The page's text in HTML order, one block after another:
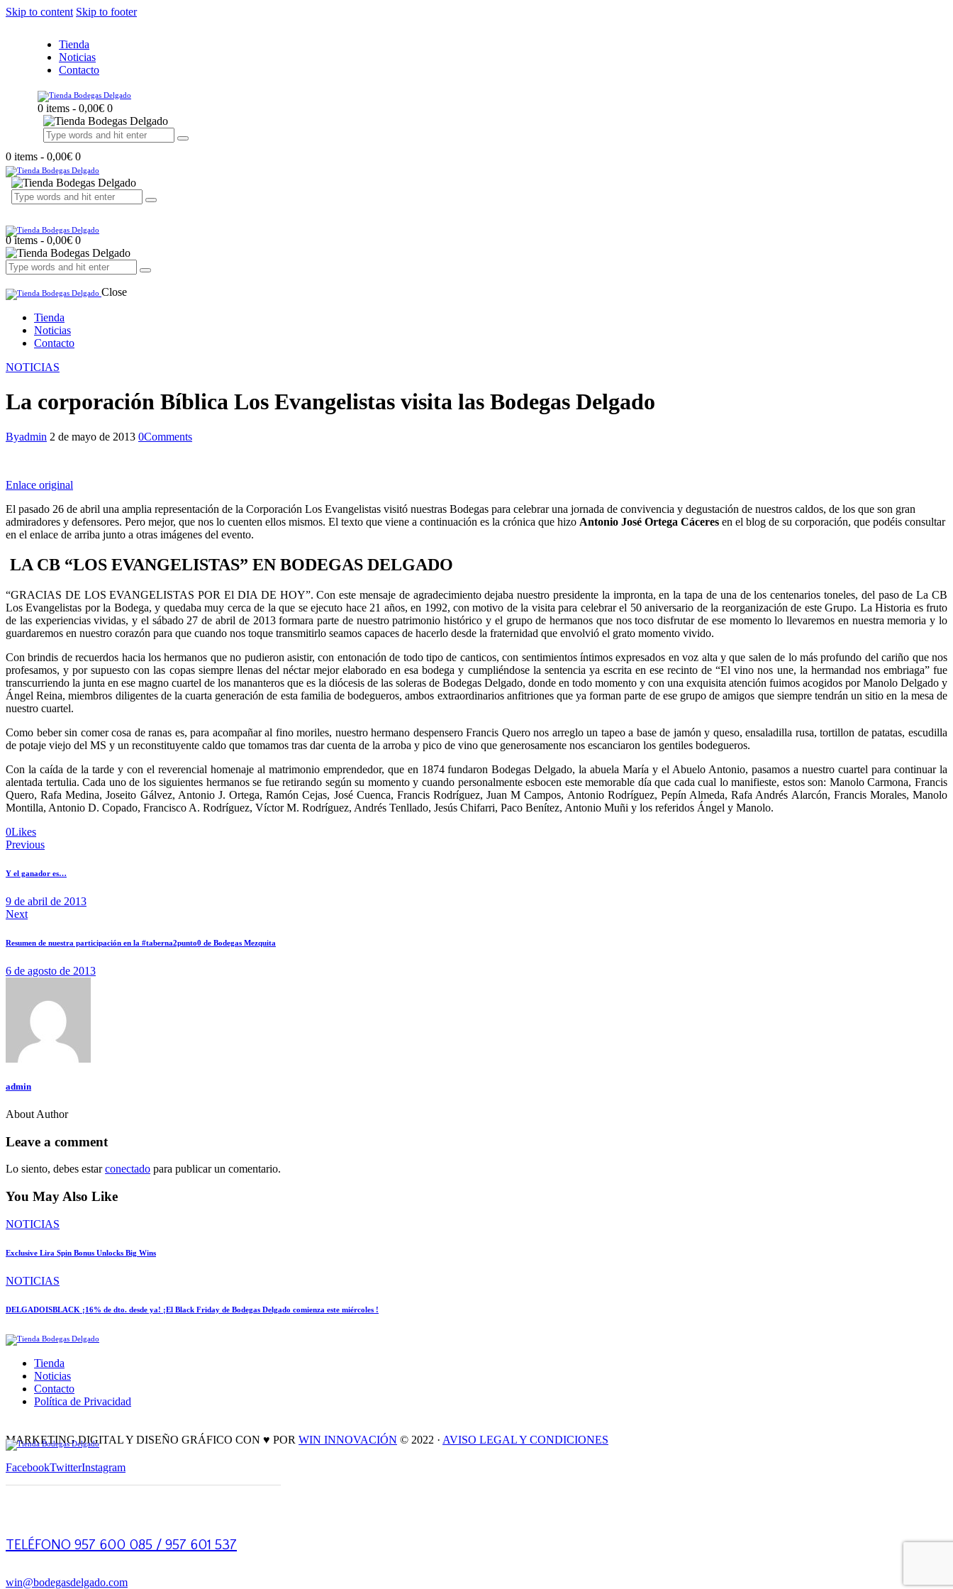
Skip to content Skip to footer
Tienda
Noticias
Contacto
0 items - 0,00€ 0
0 items - 0,00€ 0
0 items - 0,00€ 0
Close
Tienda
Noticias
Contacto
facebook-
twitter-
instagram
NOTICIAS
La corporación Bíblica Los Evangelistas visita las Bodegas Delgado
Byadmin 2 de mayo de 2013 0Comments
Enlace original
El pasado 26 de abril una amplia representación de la Corporación Los Evangelistas visitó nuestras Bodegas para celebrar una jornada de convivencia y degustación de nuestros caldos, de los que son gran
admiradores y defensores. Pero mejor, que nos lo cuenten ellos mismos. El texto que viene a continuación es la crónica que hizo Antonio José Ortega Cáceres en el blog de su corporación, que podéis consultar
en el enlace de arriba junto a otras imágenes del evento.
LA CB “LOS EVANGELISTAS” EN BODEGAS DELGADO
“GRACIAS DE LOS EVANGELISTAS POR El DIA DE HOY”. Con este mensaje de agradecimiento dejaba nuestro presidente la impronta, en la tapa de una de los centenarios toneles, del paso de La CB
Los Evangelistas por la Bodega, y quedaba muy cerca de la que se ejecuto hace 21 años, en 1992, con motivo de la visita para celebrar el 50 aniversario de la reorganización de este Grupo. La Historia es fruto
de las experiencias vividas, y el sábado 27 de abril de 2013 formara parte de nuestro patrimonio histórico y el grupo de hermanos que nos toco disfrutar de ese momento lo llevaremos en nuestra memoria y lo
guardaremos en nuestro corazón para que cuando nos toque transmitirlo seamos capaces de hacerlo desde la fraternidad que envolvió el grato momento vivido.
Con brindis de recuerdos hacia los hermanos que no pudieron asistir, con entonación de todo tipo de canticos, con sentimientos íntimos expresados en voz alta y que salen de lo más profundo del cariño que nos
profesamos, y por supuesto con las copas siempre llenas del néctar mejor elaborado en esa bodega y cumpliéndose la sentencia ya escrita en ese recinto de “El vino nos une, la hermandad nos embriaga” fue
transcurriendo la junta en ese magno cuartel de los mananteros que es la diócesis de las soleras de Bodegas Delgado, donde en todo momento y con una exquisita atención fuimos acogidos por Manolo Delgado y
Ángel Reina, miembros diligentes de la cuarta generación de esta familia de bodegueros, ambos extraordinarios anfitriones que ya forman parte de ese grupo de amigos que siempre tendrán un sitio en la mesa de
nuestro cuartel.
Como beber sin comer cosa de ranas es, para acompañar al fino moriles, nuestro hermano despensero Francis Quero nos arreglo un tapeo a base de jamón y queso, ensaladilla rusa, tortillon de patatas, escudilla
de potaje viejo del MS y un reconstituyente caldo que tomamos tras dar cuenta de la arroba y pico de vino que generosamente nos escanciaron los gentiles bodegueros.
Con la caída de la tarde y con el reverencial homenaje al matrimonio emprendedor, que en 1874 fundaron Bodegas Delgado, la abuela María y el Abuelo Antonio, pasamos a nuestro cuartel para continuar la
alentada tertulia. Cada uno de los siguientes hermanos se fue retirando según su momento y cuando personalmente esbocen este memorable día que cada cual lo manifieste, estos son: Manolo Carmona, Francis
Quero, Rafa Medina, Joseito Gálvez, Antonio J. Ortega, Ramón Cejas, José Cuenca, Francis Rodríguez, Juan M Campos, Antonio Rodríguez, Pepín Almeda, Rafa Andrés Alarcón, Francis Morales, Manolo
Montilla, Antonio D. Copado, Francisco A. Rodríguez, Víctor M. Rodríguez, Andrés Tenllado, Jesús Chifarri, Paco Benítez, Antonio Muñi y los referidos Ángel y Manolo.
0Likes
Navegación
de
Previous
Y el ganador es…
9 de abril de 2013
Next
Resumen de nuestra participación en la #taberna2punto0 de Bodegas Mezquita
6 de agosto de 2013
admin
About Author
1
new
new
Leave a comment
Lo siento, debes estarconectado para publicar un comentario.
You May Also Like
NOTICIAS
Exclusive Lira Spin Bonus Unlocks Big Wins
NOTICIAS
DELGADOISBLACK ¡16% de dto. desde ya! ¡El Black Friday de Bodegas Delgado comienza este miércoles !
Tienda
Noticias
Contacto
Política de Privacidad
1
new
MARKETING DIGITAL Y DISEÑO GRÁFICO CON ♥ POR WIN INNOVACIÓN © 2022 · AVISO LEGAL Y CONDICIONES
FacebookTwitterInstagram
TELÉFONO 957 600 085 / 957 601 537
win@bodegasdelgado.com